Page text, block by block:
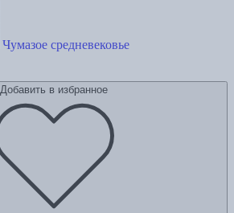
Чумазое средневековье
Добавить в избранное